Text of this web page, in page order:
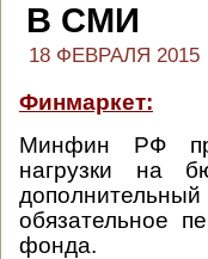
В СМИ
18 ФЕВРАЛЯ 2015
Финмаркет:
Минфин РФ
нагрузки на
обязательное
фонда.